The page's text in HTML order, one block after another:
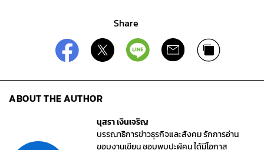
Share
ABOUT THE AUTHOR
นุสรา เงินเจริญ
บรรณาธิการข่าวธุรกิจและสังคม รักการอ่าน
ขอบงานเขียน ชอบพบปะผู้คน ได้มีโอกาส